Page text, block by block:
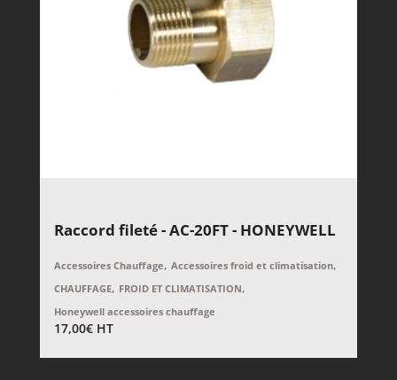
Raccord fileté - AC-20FT - HONEYWELL
Accessoires Chauffage, Accessoires froid et climatisation,
CHAUFFAGE, FROID ET CLIMATISATION,
Honeywell accessoires chauffage
17,00€ HT